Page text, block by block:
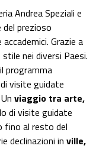
Andrea Speziali e
del prezioso
Grazie a
nei diversi Paesi.
programma
visite guidate
viaggio tra arte,
di visite guidate
fino al resto del
declinazioni in ville,